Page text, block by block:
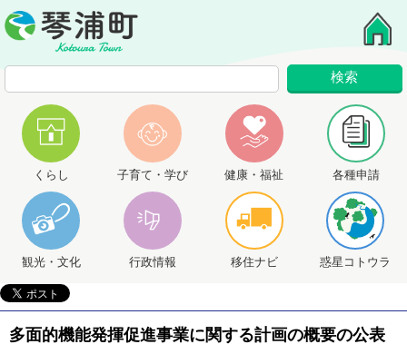
くらし 子育て・学び 健康・福祉 各種申請
観光・文化 行政情報 移住ナビ 惑星コトウラ
多面的機能発揮促進事業に関する計画の概要の公表